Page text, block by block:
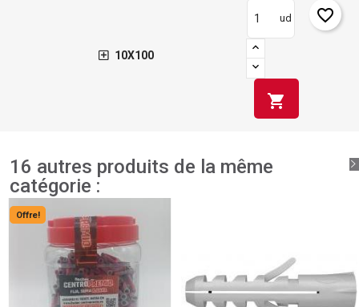
10X100
ud
shopping_cart
favorite_border
16 autres produits de la même
catégorie :
Offre!